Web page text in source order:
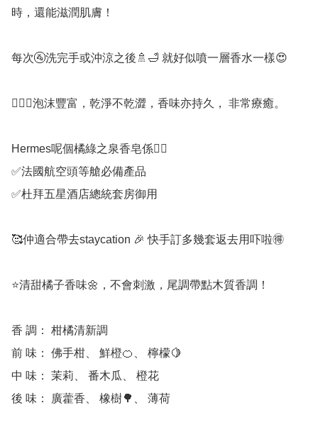
時，還能滋潤肌膚！
每次🚰洗完手或沖涼之後🚿🛁 就好似噴一層香水一樣😍
💁🏻‍♀️泡沫豐富，乾淨不乾澀，香味亦持久， 非常療癒。
Hermes呢個橘綠之泉香皂係👇🏻
✅法國航空頭等艙必備產品
✅杜拜五星酒店總統套房御用
🥰仲適合帶去staycation 🎉 快手訂多幾套返去用吓啦🉐
⭐清甜橘子香味🌼，不會刺激，尾調帶點木質香調！
香 調： 柑橘清新調
前 味： 佛手柑、 鮮橙🍊、 檸檬🍋
中 味： 茉莉、 番木瓜、 橙花
後 味： 廣藿香、 橡樹🌳、 薄荷